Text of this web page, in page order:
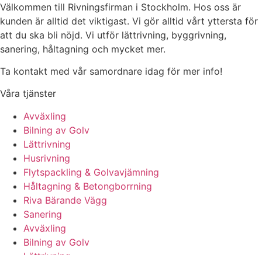
Välkommen till Rivningsfirman i Stockholm. Hos oss är
kunden är alltid det viktigast. Vi gör alltid vårt yttersta för
att du ska bli nöjd. Vi utför lättrivning, byggrivning,
sanering, håltagning och mycket mer.
Ta kontakt med vår samordnare idag för mer info!
Våra tjänster
Avväxling
Bilning av Golv
Lättrivning
Husrivning
Flytspackling & Golvavjämning
Håltagning & Betongborrning
Riva Bärande Vägg
Sanering
Avväxling
Bilning av Golv